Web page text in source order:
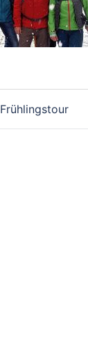
Frühlingstour